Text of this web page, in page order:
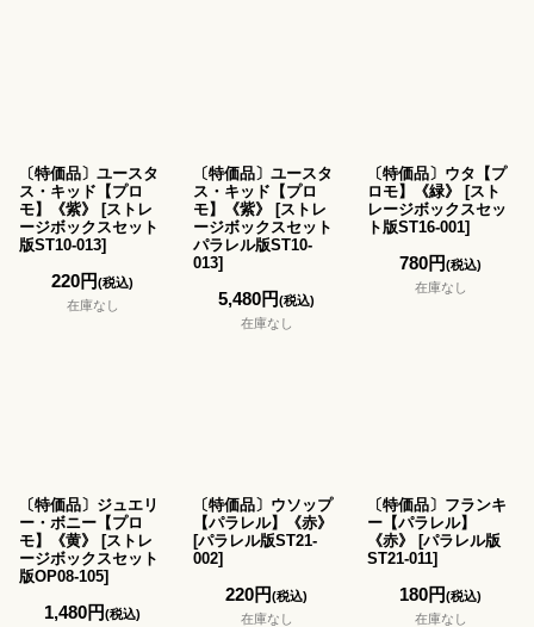
〔特価品〕ユースタ
ス・キッド【プロ
モ】《紫》
[ストレ
ージボックスセット
版ST10-013]
220円(税込)
在庫なし
〔特価品〕ユースタ
ス・キッド【プロ
モ】《紫》
[ストレ
ージボックスセット
パラレル版ST10-
013]
5,480円(税込)
在庫なし
〔特価品〕ウタ【プ
ロモ】《緑》
[スト
レージボックスセッ
ト版ST16-001]
780円(税込)
在庫なし
〔特価品〕ジュエリ
ー・ボニー【プロ
モ】《黄》
[ストレ
ージボックスセット
版OP08-105]
1,480円(税込)
〔特価品〕ウソップ
【パラレル】《赤》
[パラレル版ST21-
002]
220円(税込)
在庫なし
〔特価品〕フランキ
ー【パラレル】
《赤》
[パラレル版
ST21-011]
180円(税込)
在庫なし